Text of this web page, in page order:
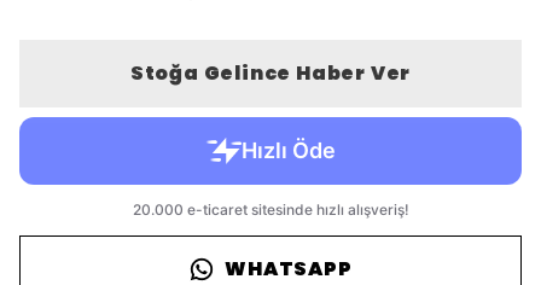
Stoğa Gelince Haber Ver
WHATSAPP